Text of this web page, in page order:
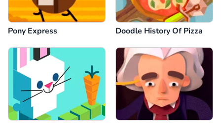
Pony Express Doodle History Of Pizza